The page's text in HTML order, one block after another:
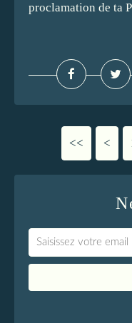
proclamation de ta
<< <